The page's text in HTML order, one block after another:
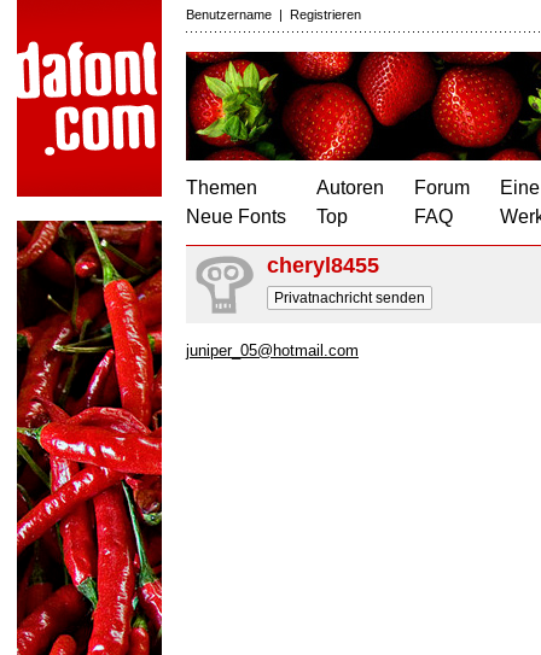
Benutzername | Registrieren
Themen
Neue Fonts
Autoren
Top
Forum
FAQ
cheryl8455
Privatnachricht senden
juniper_05@hotmail.com